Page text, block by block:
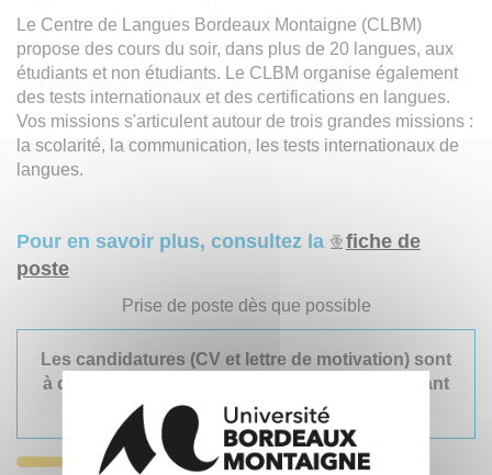
Le Centre de Langues Bordeaux Montaigne (CLBM)
propose des cours du soir, dans plus de 20 langues, aux
étudiants et non étudiants. Le CLBM organise également
des tests internationaux et des certifications en langues.
Vos missions s'articulent autour de trois grandes missions :
la scolarité, la communication, les tests internationaux de
langues.
Pour en savoir plus, consultez la
fiche de
poste
Prise de poste dès que possible
Les candidatures (CV et lettre de motivation) sont
à déposer avant le 04 novembre 2022 en cliquant
ici